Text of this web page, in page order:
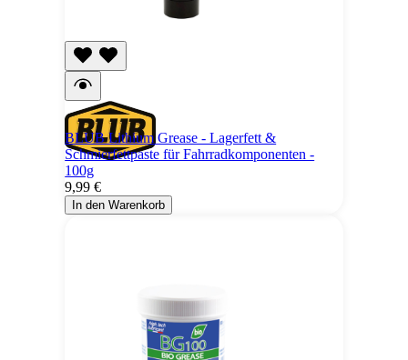
BLUB Lithium Grease - Lagerfett &
Schmierfettpaste für Fahrradkomponenten -
100g
9,99 €
In den Warenkorb